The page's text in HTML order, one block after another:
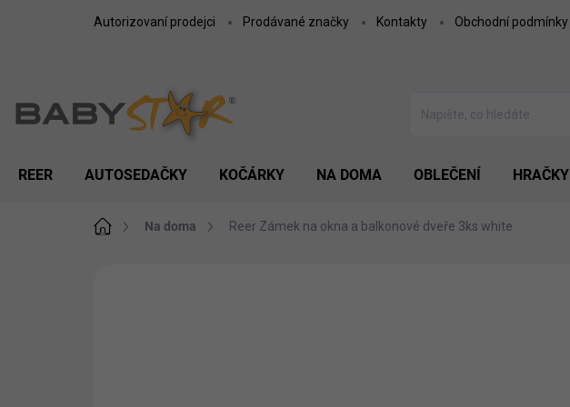
Autorizovaní prodejci Prodávané značky Kontakty Obchodní podmínky
REER AUTOSEDAČKY KOČÁRKY NA DOMA OBLEČENÍ HRAČKY
Domů Na doma Reer Zámek na okna a balkonové dveře 3ks white